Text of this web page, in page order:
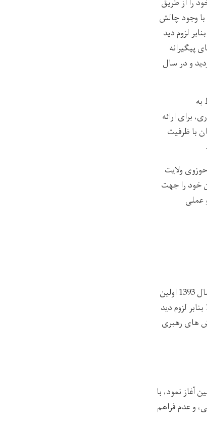
وجود چالش
لزوم دید
پیگیرانه
و در سال
برایارائه
با ظرفیت
.
ولایت
خود را جهت
عملی
ستوماتولوژی پوهنتون کندز در سال 1392 در چوکات پوهنتون کندز تأسیس گردید و در سال 1393 اولین
دور از محصلین خویش را از طریق امتحان کانکور عمومی به تعداد 87 تن جذب نمود. در سال 1395 بنابر لزوم دید
از تلاش های رهبری
نمود، با
و عدم فراهم